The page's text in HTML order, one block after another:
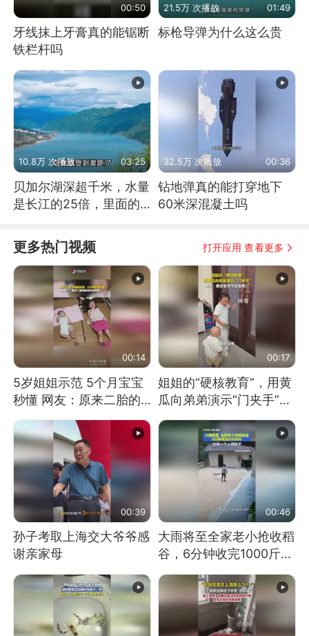
00:50
牙线抹上牙膏真的能锯断
铁栏杆吗
21.5万 次播放 01:49
标枪导弹为什么这么贵
10.8万 次播放 03:25
贝加尔湖深超千米，水量
是长江的25倍，里面的
32.5万 次播放 00:36
钻地弹真的能打穿地下
60米深混凝土吗
更多热门视频 打开应用 查看更多
00:14
5岁姐姐示范 5个月宝宝
秒懂 网友：原来二胎的
快乐长这样
00:17
姐姐的“硬核教育”，用黄
瓜向弟弟演示“门夹手”，
网友：果然言传不如身
教！
00:39
孙子考取上海交大爷爷感
谢亲家母
00:46
大雨将至全家老小抢收稻
谷，6分钟收完1000斤，
没有一个人掉链子